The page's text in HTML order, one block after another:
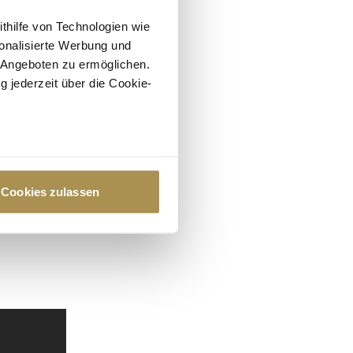
von Technologien wie
Werbung und
zu ermöglichen.
jederzeit über die Cookie-
Präferenzen im
Cookies zulassen